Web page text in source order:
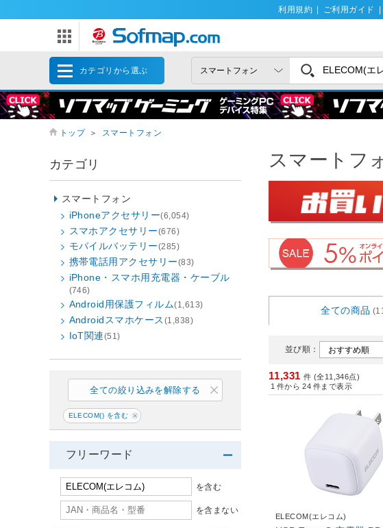
利用規約 ご利用ガイド
カテゴリから選ぶ
トップ ＞ スマートフォン
スマートフ
全ての商品
並び順：
11,331 件 (全11,346点)
1 件から 24 件まで表示
ELECOM(エレコム)
カテゴリ
スマートフォン
iPhoneアクセサリー(6,054)
スマホアクセサリー(676)
モバイルバッテリー(285)
携帯電話用アクセサリー(83)
iPhone・スマホ用充電器・ケーブル
(746)
Android用保護フィルム(1,613)
Androidスマホケース (1,838)
IoT関連(51)
全ての絞り込みを解除する
ELECOM() を含む
フリーワード
を含む
を含まない